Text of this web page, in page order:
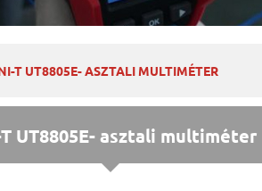
T UT8805E- ASZTALI MULTIMÉTER
UT8805E- asztali multiméter